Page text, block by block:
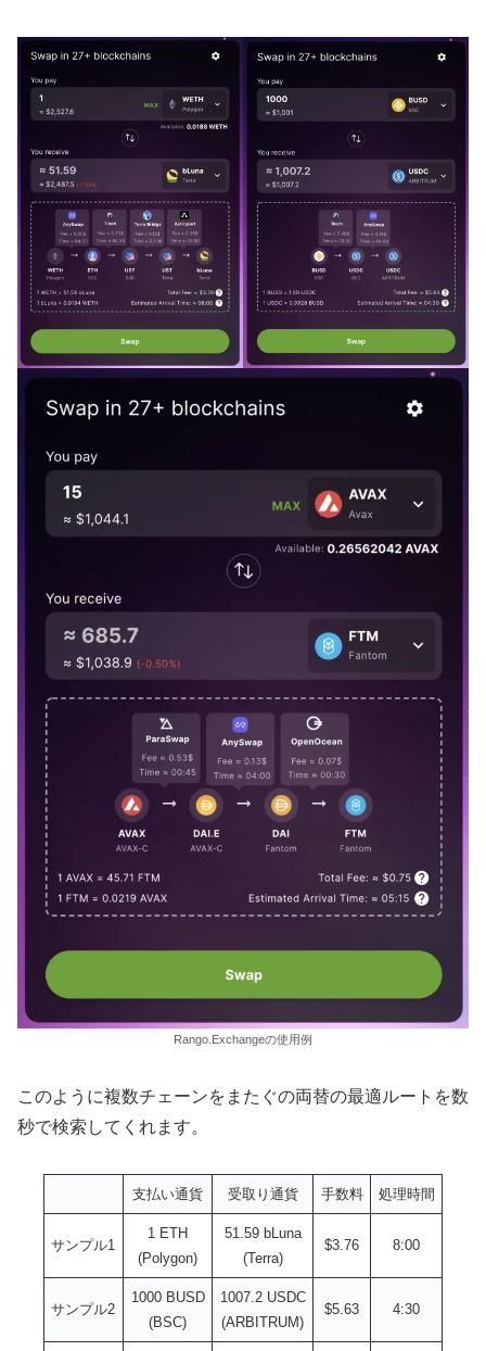
Rango.Exchangeの使用例
このように複数チェーンをまたぐの両替の最適ルートを数
秒で検索してくれます。
支払い通貨 受取り通貨 手数料 処理時間
サンプル1
1 ETH
(Polygon)
51.59 bLuna
(Terra)
$3.76 8:00
サンプル2
1000 BUSD
(BSC)
1007.2 USDC
(ARBITRUM)
$5.63 4:30